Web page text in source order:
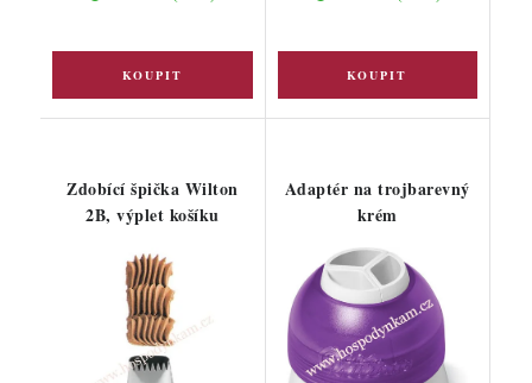
Zdobící špička Wilton
2B, výplet košíku
Adaptér na trojbarevný
krém